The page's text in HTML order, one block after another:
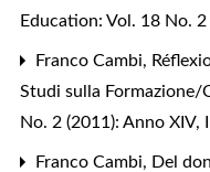
Education: Vol. 18 No.
Franco Cambi,
Studi sulla Formazione/
No. 2 (2011): Anno XIV,
Franco Cambi, Del